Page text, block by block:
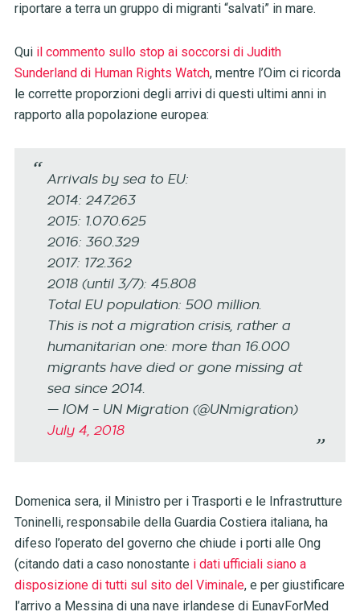
riportare a terra un gruppo di migranti “salvati” in mare.
Qui il commento sullo stop ai soccorsi di Judith
Sunderland di Human Rights Watch, mentre l’Oim ci ricorda
le corrette proporzioni degli arrivi di questi ultimi anni in
rapporto alla popolazione europea:
Arrivals by sea to EU:
2014: 247.263
2015: 1.070.625
2016: 360.329
2017: 172.362
2018 (until 3/7): 45.808
Total EU population: 500 million.
This is not a migration crisis, rather a
humanitarian one: more than 16.000
migrants have died or gone missing at
sea since 2014.
— IOM – UN Migration (@UNmigration)
July 4, 2018
Domenica sera, il Ministro per i Trasporti e le Infrastrutture
Toninelli, responsabile della Guardia Costiera italiana, ha
difeso l’operato del governo che chiude i porti alle Ong
(citando dati a caso nonostante i dati ufficiali siano a
disposizione di tutti sul sito del Viminale, e per giustificare
l’arrivo a Messina di una nave irlandese di EunavForMed